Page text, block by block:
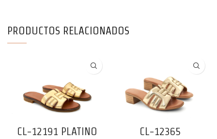
PRODUCTOS RELACIONADOS
CL-12191 PLATINO
CL-12365